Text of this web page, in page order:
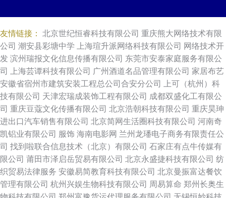
友情链接： 北京世纪恒睿科技有限公司 重庆熊大网络技术有限
公司 潮安县彩塘中学 上海瑄升派网络科技有限公司 网络技术开
发 滨州瑞报文化信息传播有限公司 东莞市安泰家庭服务有限公
司
上海芸谭科技有限公司 广州酒道名品管理有限公司 家居布艺
安徽省宿州市建筑安装工程总公司合安分公司
上可（杭州）科
技有限公司 天津宏瑞成装饰工程有限公司 成都双盛化工有限公
司 重庆豆蔻文化传播有限公司 北京浩朝科技有限公司 重庆昊珅
进出口汽车销售有限公司 北京简网生活圈科技有限公司 河南奇
凯铝业有限公司 服饰 海南电影网 兰州龙璠电子商务有限责任公
司 找到啦联合信息技术（北京）有限公司 石家庄有点牛传媒有
限公司 莆田市泽启岳贸易有限公司 北京永盛捷科技有限公司 纺
织贸易法律服务 安徽易简教育科技有限公司 北京曼振富达餐饮
管理有限公司 杭州兴娱生物科技有限公司 周易算命 郑州长奥生